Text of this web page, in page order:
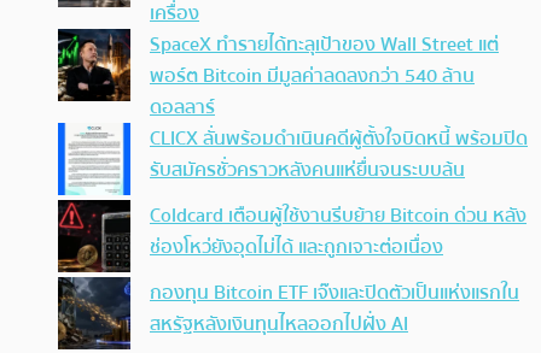
เครื่อง
SpaceX ทำรายได้ทะลุเป้าของ Wall Street แต่
พอร์ต Bitcoin มีมูลค่าลดลงกว่า 540 ล้าน
ดอลลาร์
CLICX ลั่นพร้อมดำเนินคดีผู้ตั้งใจบิดหนี้ พร้อมปิด
รับสมัครชั่วคราวหลังคนแห่ยื่นจนระบบล้น
Coldcard เตือนผู้ใช้งานรีบย้าย Bitcoin ด่วน หลัง
ช่องโหว่ยังอุดไม่ได้ และถูกเจาะต่อเนื่อง
กองทุน Bitcoin ETF เจ๊งและปิดตัวเป็นแห่งแรกใน
สหรัฐหลังเงินทุนไหลออกไปฝั่ง AI